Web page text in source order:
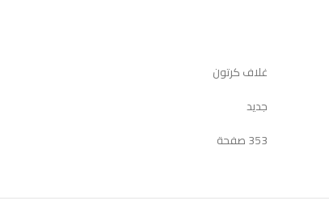
غلاف كرتون
جديد
353 صفحة